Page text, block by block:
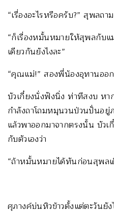
“เรื่องอะไรหรือครับ?” สุพลถ
“ก็เรื่องหมั้นหมายให้สุพลกับแ
เดียวกันยังไงละ”
“คุณแม่!” สองพี่น้องอุทานออ
บัวเกี๋ยงนั่งฟังนิ่ง ท่าทีสงบ ห
กำลังถาโถมหมุนวนป่วนปั่นอ
แล้วพาออกมาจากตรงนั้น บัว
กับตัวเองว่า
“ถ้าหมั้นหมายได้ทันก่อนสุพล
ศุภางค์บ่นหิวข้าวตั้งแต่ตะวัน